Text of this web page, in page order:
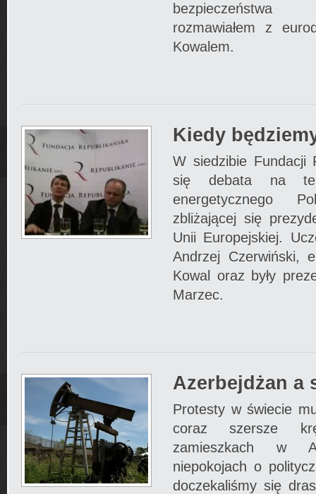
rozmawiałem z
Kowalem.
Kiedy
W siedzibie Fundacji
się debata na
energetycznego
zbliżającej się
Unii Europejskiej.
Andrzej Czerwiński,
Kowal oraz były
Marzec.
Azerbejdżan a
Protesty w świecie
coraz szersze
zamieszkach w
niepokojach o
doczekaliśmy się